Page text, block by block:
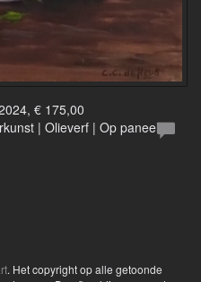
€ 175,00
| Olieverf | Op paneel
. Het copyright op alle getoonde